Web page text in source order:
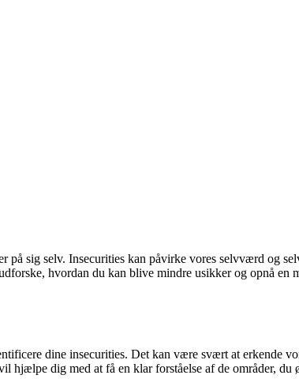
sig selv. Insecurities kan påvirke vores selvværd og
hvordan du kan blive mindre usikker og opnå
dine insecurities. Det kan være svært at erkende
dig med at få en klar forståelse af de områder, du